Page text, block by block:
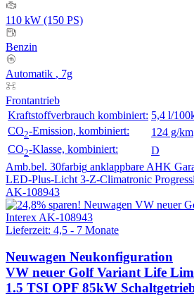
110 kW (150 PS)
Benzin
Automatik , 7g
Frontantrieb
Kraftstoffverbrauch kombiniert: 5,4 l/
CO2-Emission, kombiniert:
124 g/km
CO2-Klasse, kombiniert:
D
Amb.bel. 30farbig anklappbare AHK
LED-Plus-Licht 3-Z-Climatronic
AK-108943
Lieferzeit: 4,5 - 7 Monate
Neuwagen Neukonfiguration
VW neuer Golf Variant Life
1.5 TSI OPF 85kW